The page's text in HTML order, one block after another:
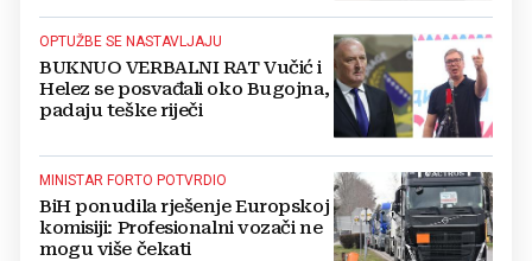
OPTUŽBE SE NASTAVLJAJU
BUKNUO VERBALNI RAT Vučić i
Helez se posvađali oko Bugojna,
padaju teške riječi
MINISTAR FORTO POTVRDIO
BiH ponudila rješenje Europskoj
komisiji: Profesionalni vozači ne
mogu više čekati